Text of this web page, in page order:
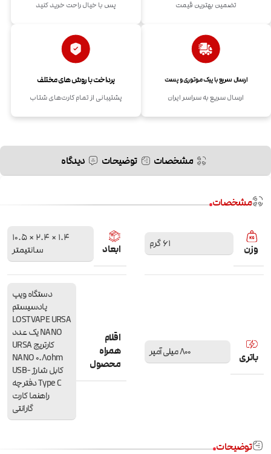
تضمین بهترین قیمت پس با خیال راحت خرید کنید
ارسال سریع با پیک موتوری و پست
ارسال سریع به سراسر ایران
پرداخت با روش های مختلف
پشتیبانی از تمام کارت‌های شتاب
مشخصات توضیحات دیدگاه
مشخصات
وزن 61 گرم ابعاد
1.4 × 2.4 × 10.5
سانتیمتر
باتری 800 میلی آمپر
اقلام
همراه
محصول
دستگاه ویپ
پادسیستم
LOSTVAPE URSA
NANO یک عدد
کارتریج URSA
NANO 0.8ohm
کابل شارژ USB-
Type C دفترچه
راهنما کارت
گارانتی
توضیحات